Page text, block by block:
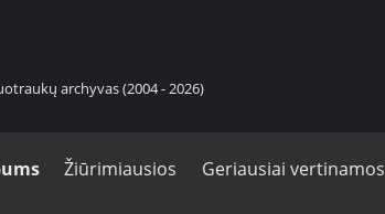
archyvas (2004 - 2026)
Žiūrimiausios Geriausiai vertinamos